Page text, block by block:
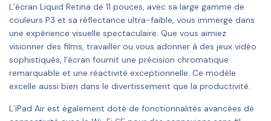
L’écran Liquid Retina de 11 pouces, avec sa large gamme de
couleurs P3 et sa réflectance ultra-faible, vous immerge dans
une expérience visuelle spectaculaire. Que vous aimiez
visionner des films, travailler ou vous adonner à des jeux vidéo
sophistiqués, l’écran fournit une précision chromatique
remarquable et une réactivité exceptionnelle. Ce modèle
excelle aussi bien dans le divertissement que la productivité.
L’iPad Air est également doté de fonctionnalités avancées de